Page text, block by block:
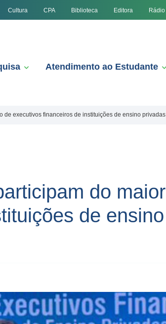
Cultura CPA Biblioteca Editora Rádio
Atendimento ao Estudante
executivos financeiros de instituições de ensino privadas
do
de